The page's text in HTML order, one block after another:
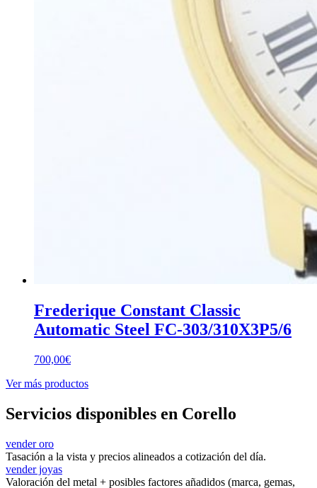
Frederique Constant Classic
Automatic Steel FC-303/310X3P5/6
700,00€
Ver más productos
Servicios disponibles en Corello
vender oro
Tasación a la vista y precios alineados a cotización del día.
vender joyas
Valoración del metal + posibles factores añadidos (marca, gemas,